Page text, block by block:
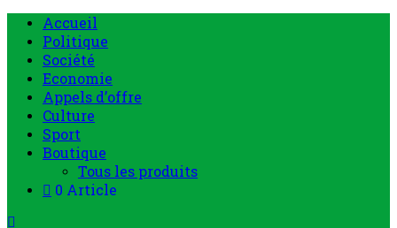
Menu
principal
Accueil
Politique
Société
Economie
Appels d’offre
Culture
Sport
Boutique
Tous les produits
0 Article